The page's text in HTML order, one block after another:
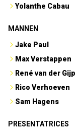
Yolanthe Cabau
MANNEN
Jake Paul
Max Verstappen
René van der Gijp
Rico Verhoeven
Sam Hagens
PRESENTATRICES